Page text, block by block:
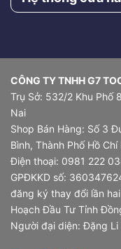
CÔNG TY TNHH G7
Trụ Sở: 532/2 Khu Phố
Nai
Shop Bán Hàng: Số 3
Bình, Thành Phố Hồ Chí
Điện thoại: 0981 222
GPĐKKD số:
đăng ký thay đổi lần
Hoạch Đầu Tư Tỉnh
Người đại diện: Đặng Li